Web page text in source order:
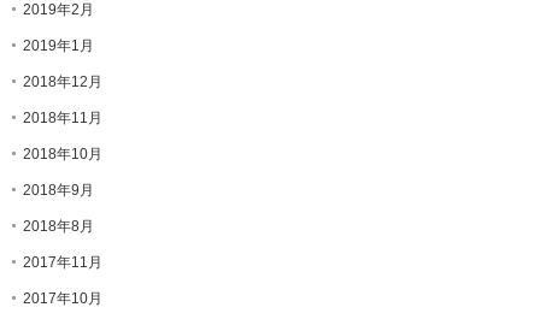
2019年2月
2019年1月
2018年12月
2018年11月
2018年10月
2018年9月
2018年8月
2017年11月
2017年10月